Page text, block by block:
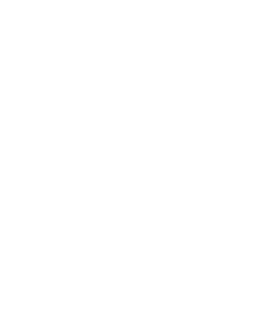
Álex Márquez
médica tras ser
después de su
El piloto español ha sido
después de su
evacuado de urgencia a